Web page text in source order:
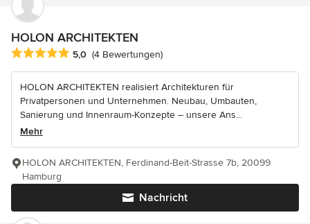
HOLON ARCHITEKTEN
Durchschnittliche Bewertung: 5 von 5 Sternen
5,0 (4 Bewertungen)
HOLON ARCHITEKTEN realisiert Architekturen für
Privatpersonen und Unternehmen. Neubau, Umbauten,
Sanierung und Innenraum-Konzepte – unsere Ans...
Mehr
Nachricht
HOLON ARCHITEKTEN, Ferdinand-Beit-Strasse 7b, 20099
Hamburg